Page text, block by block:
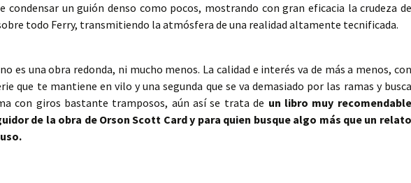
condensar un guión denso como pocos, mostrando con gran eficacia la crudeza de
todo Ferry, transmitiendo la atmósfera de una realidad altamente tecnificada.
es una obra redonda, ni mucho menos. La calidad e interés va de más a menos, con
que te mantiene en vilo y una segunda que se va demasiado por las ramas y busca
con giros bastante tramposos, aún así se trata de un libro muy recomendable
de la obra de Orson Scott Card y para quien busque algo más que un relato